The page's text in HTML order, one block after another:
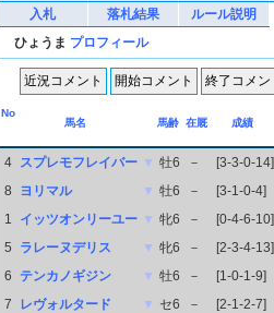
入札
落札結果
ルール説明
ひょうま プロフィール
No
馬名
馬齢 在厩 成績
4 スプレモフレイバー ▼ 牡6 －
[3-3-0-14]
8
ヨリマル ▼ 牡6 －
[3-1-0-4]
1
イッツオンリーユー ▼ 牝6 －
[0-4-6-10]
5
ラレーヌデリス ▼ 牝6 －
[2-3-4-13]
6
テンカノギジン ▼ 牡6 －
[1-0-1-9]
7
レヴォルタード ▼ セ6 －
[2-1-2-7]